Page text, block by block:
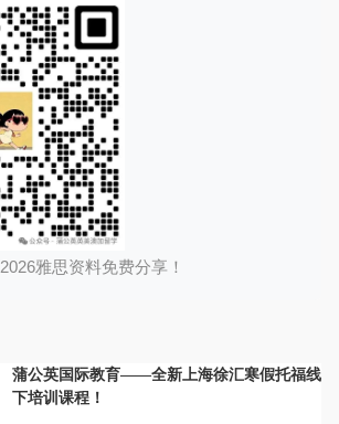
2026雅思资料免费分享！
蒲公英国际教育——全新上海徐汇寒假托福线
下培训课程！